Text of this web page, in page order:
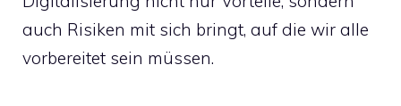
auch Risiken mit sich bringt, auf die wir alle
vorbereitet sein müssen.